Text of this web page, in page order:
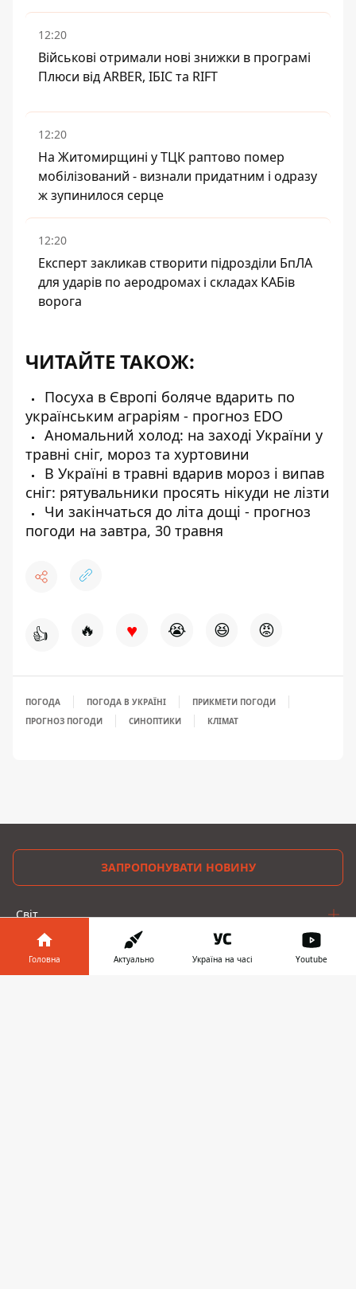
12:20
Військові отримали нові знижки в програмі
Плюси від ARBER, ІБІС та RIFT
12:20
На Житомирщині у ТЦК раптово помер
мобілізований - визнали придатним і одразу
ж зупинилося серце
12:20
Експерт закликав створити підрозділи БпЛА
для ударів по аеродромах і складах КАБів
ворога
ЧИТАЙТЕ ТАКОЖ:
Посуха в Європі боляче вдарить по
українським аграріям - прогноз EDO
Аномальний холод: на заході України у
травні сніг, мороз та хуртовини
В Україні в травні вдарив мороз і випав
сніг: рятувальники просять нікуди не лізти
Чи закінчаться до літа дощі - прогноз
погоди на завтра, 30 травня
👍 🔥 ♥ 😭 😆 😡
ПОГОДА ПОГОДА В УКРАЇНІ
ПРИКМЕТИ ПОГОДИ
ПРОГНОЗ ПОГОДИ
СИНОПТИКИ КЛІМАТ
ЗАПРОПОНУВАТИ НОВИНУ
Світ
Україна
Головна Актуально Україна на часі Youtube